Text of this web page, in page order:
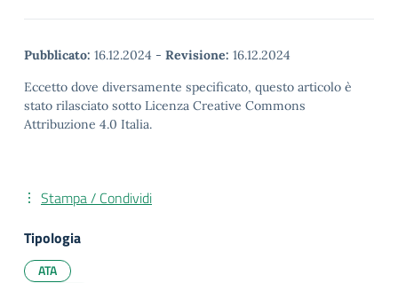
Pubblicato: 16.12.2024 - Revisione: 16.12.2024
Eccetto dove diversamente specificato, questo articolo è
stato rilasciato sotto Licenza Creative Commons
Attribuzione 4.0 Italia.
Stampa / Condividi
Tipologia
ATA